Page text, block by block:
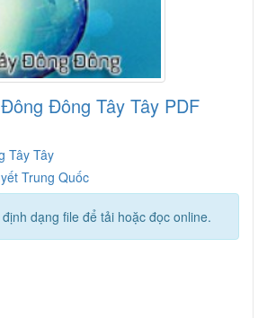
Đông Tây Tây PDF
Tây Tây
Trung Quốc
dạng file để tải hoặc đọc online.